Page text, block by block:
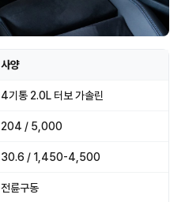
사양
4기통 2.0L 터보 가솔린
204 / 5,000
30.6 / 1,450-4,500
전륜구동